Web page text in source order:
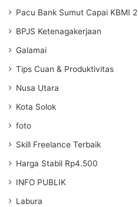
Pacu Bank Sumut Capai KBMI 2
BPJS Ketenagakerjaan
Galamai
Tips Cuan & Produktivitas
Nusa Utara
Kota Solok
foto
Skill Freelance Terbaik
Harga Stabil Rp4.500
INFO PUBLIK
Labura